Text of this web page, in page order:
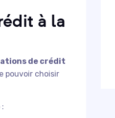
à la
de crédit
pouvoir choisir